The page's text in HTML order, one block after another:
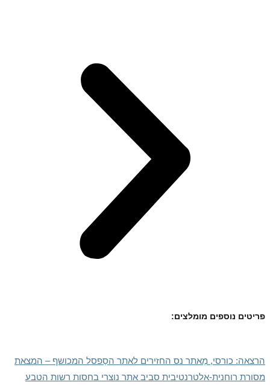
פריטים נוספים מומלצים:
הרצאה: כורסי, מֵאתר נס החזירים לאתר הסַפסל המכושף – המצאת
מסורת רוחנית-אלטרנטיבית סביב אתר נוצרי בחסות רשות הטבע